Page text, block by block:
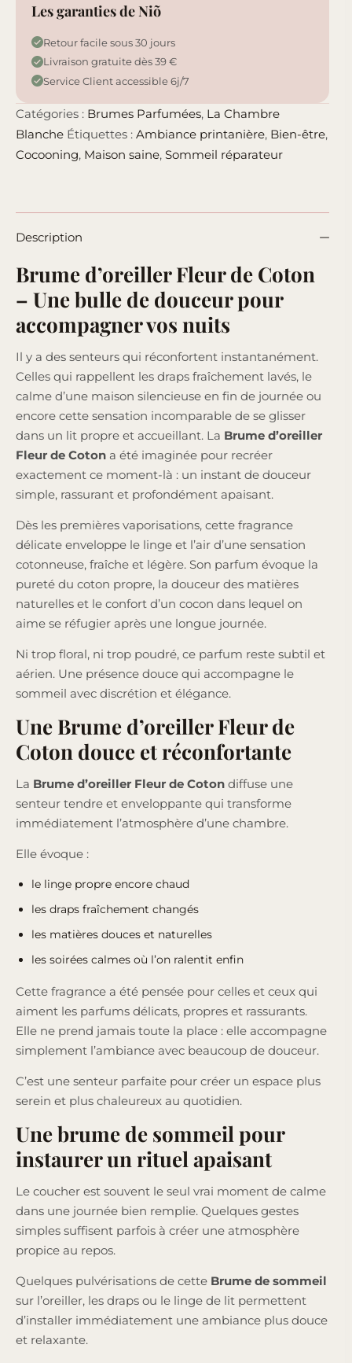
Les garanties de Niõ
Retour facile sous 30 jours
Livraison gratuite dès 39 €
Service Client accessible 6j/7
Catégories : Brumes Parfumées, La Chambre
Blanche Étiquettes : Ambiance printanière, Bien-être,
Cocooning, Maison saine, Sommeil réparateur
Description
Brume d’oreiller Fleur de Coton
– Une bulle de douceur pour
accompagner vos nuits
Il y a des senteurs qui réconfortent instantanément.
Celles qui rappellent les draps fraîchement lavés, le
calme d’une maison silencieuse en fin de journée ou
encore cette sensation incomparable de se glisser
dans un lit propre et accueillant. La Brume d’oreiller
Fleur de Coton a été imaginée pour recréer
exactement ce moment-là : un instant de douceur
simple, rassurant et profondément apaisant.
Dès les premières vaporisations, cette fragrance
délicate enveloppe le linge et l’air d’une sensation
cotonneuse, fraîche et légère. Son parfum évoque la
pureté du coton propre, la douceur des matières
naturelles et le confort d’un cocon dans lequel on
aime se réfugier après une longue journée.
Ni trop floral, ni trop poudré, ce parfum reste subtil et
aérien. Une présence douce qui accompagne le
sommeil avec discrétion et élégance.
Une Brume d’oreiller Fleur de
Coton douce et réconfortante
La Brume d’oreiller Fleur de Coton diffuse une
senteur tendre et enveloppante qui transforme
immédiatement l’atmosphère d’une chambre.
Elle évoque :
le linge propre encore chaud
les draps fraîchement changés
les matières douces et naturelles
les soirées calmes où l’on ralentit enfin
Cette fragrance a été pensée pour celles et ceux qui
aiment les parfums délicats, propres et rassurants.
Elle ne prend jamais toute la place : elle accompagne
simplement l’ambiance avec beaucoup de douceur.
C’est une senteur parfaite pour créer un espace plus
serein et plus chaleureux au quotidien.
Une brume de sommeil pour
instaurer un rituel apaisant
Le coucher est souvent le seul vrai moment de calme
dans une journée bien remplie. Quelques gestes
simples suffisent parfois à créer une atmosphère
propice au repos.
Quelques pulvérisations de cette Brume de sommeil
sur l’oreiller, les draps ou le linge de lit permettent
d’installer immédiatement une ambiance plus douce
et relaxante.